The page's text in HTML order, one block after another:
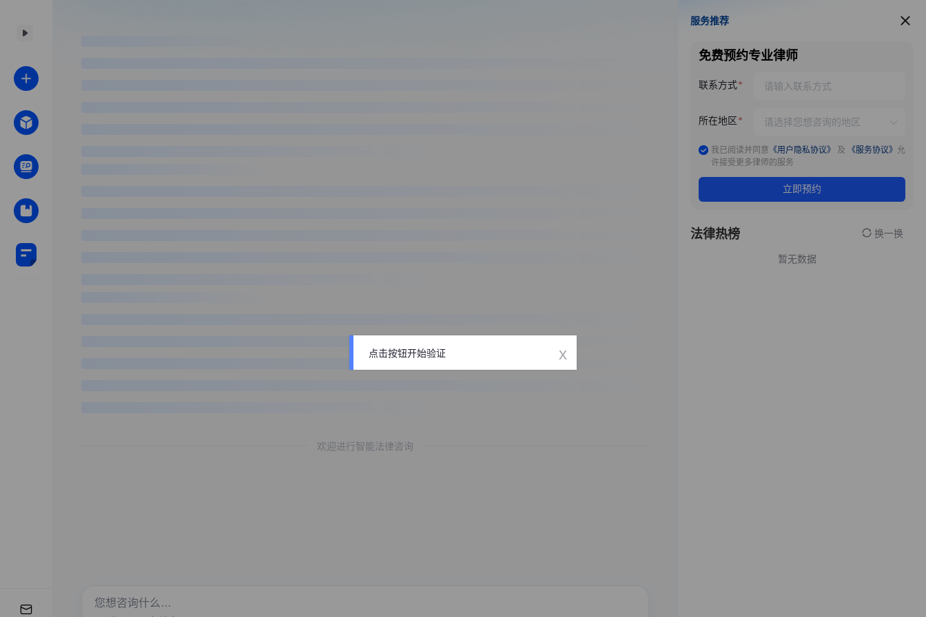
欢迎进行智能法律咨询
服务推荐
服务推荐
免费预约专业律师
联系方式
所在地区
我已阅读并同意 《用户隐私协议》 及 《服务协议》 允
许接受更多律师的服务
立即预约
法律热榜 换一换
暂无数据
点击按钮开始验证 x